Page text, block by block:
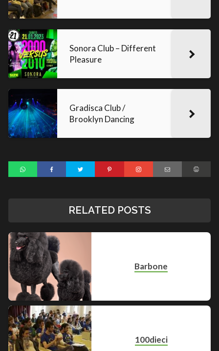
Sonora Club – Different
Pleasure
Gradisca Club /
Brooklyn Dancing
RELATED POSTS
Barbone
100dieci